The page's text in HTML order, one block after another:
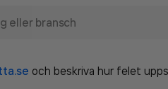
och beskriva hur felet